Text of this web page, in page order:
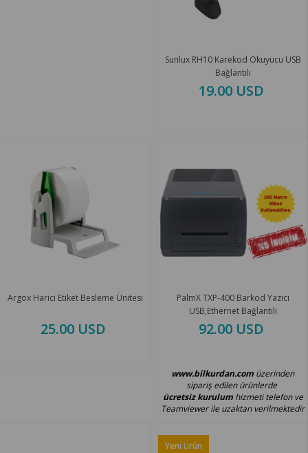
Sunlux RH10 Karekod Okuyucu USB
Bağlantılı
19.00 USD
Argox Harici Etiket Besleme Ünitesi
25.00 USD
PalmX TXP-400 Barkod Yazıcı
USB,Ethernet Bağlantılı
92.00 USD
www.bilkurdan.com üzerinden
sipariş edilen ürünlerde
ücretsiz kurulumhizmeti telefon ve
Teamviewer ile uzaktan verilmektedir
Yeni Ürün